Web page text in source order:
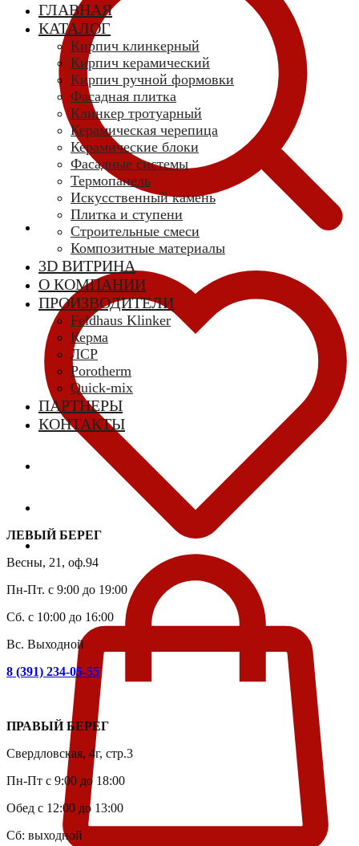
ГЛАВНАЯ
КАТАЛОГ
Кирпич клинкерный
Кирпич керамический
Кирпич ручной формовки
Фасадная плитка
Клинкер тротуарный
Керамическая черепица
Керамические блоки
Фасадные системы
Термопанель
Искусственный камень
Плитка и ступени
Строительные смеси
Композитные материалы
3D ВИТРИНА
О КОМПАНИИ
ПРОИЗВОДИТЕЛИ
Feldhaus Klinker
Керма
ЛСР
Porotherm
Quick-mix
ПАРТНЕРЫ
КОНТАКТЫ
ЛЕВЫЙ БЕРЕГ
Весны, 21, оф.94
Пн-Пт. с 9:00 до 19:00
Сб. с 10:00 до 16:00
Вс. Выходной
8 (391) 234-05-55
ПРАВЫЙ БЕРЕГ
Свердловская, 4г, стр.3
Пн-Пт с 9:00 до 18:00
Обед с 12:00 до 13:00
Сб: выходной